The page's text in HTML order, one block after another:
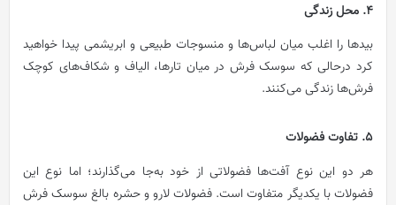
4. محل زندگی
بیدها را اغلب میان لباس‌ها و منسوجات طبیعی و ابریشمی پیدا خواهید
کرد درحالی که سوسک فرش در میان تارها، الیاف و شکاف‌های کوچک
فرش‌ها زندگی می‌کنند.
5. تفاوت فضولات
هر دو این نوع آفت‌ها فضولاتی از خود به‌جا می‌گذارند؛ اما نوع این
فضولات با یکدیگر متفاوت است. فضولات لارو و حشره بالغ سوسک فرش